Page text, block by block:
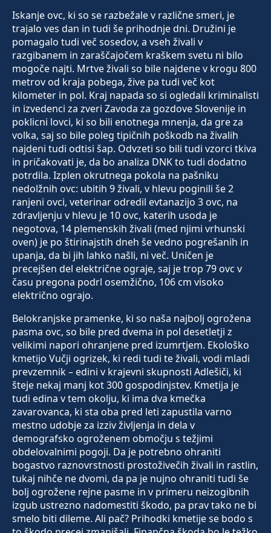
Iskanje ovc, ki so se razbežale v različne smeri, je
trajalo ves dan in tudi še prihodnje dni. Družini je
pomagalo tudi več sosedov, a vseh živali v
razgibanem in zaraščajočem kraškem svetu ni bilo
mogoče najti. Mrtve živali so bile najdene v krogu 800
metrov od kraja pobega, žive pa tudi več kot
kilometer in pol. Kraj napada so si ogledali kriminalisti
in izvedenci za zveri Zavoda za gozdove Slovenije in
poklicni lovci, ki so bili enotnega mnenja, da gre za
volka, saj so bile poleg tipičnih poškodb na živalih
najdeni tudi odtisi šap. Odvzeti so bili tudi vzorci tkiva
in pričakovati je, da bo analiza DNK to tudi dodatno
potrdila. Izplen okrutnega pokola na pašniku
nedolžnih ovc: ubitih 9 živali, v hlevu poginili še 2
ranjeni ovci, veterinar odredil evtanazijo 3 ovc, na
zdravljenju v hlevu je 10 ovc, katerih usoda je
negotova, 14 plemenskih živali (med njimi vrhunski
oven) je po štirinajstih dneh še vedno pogrešanih in
upanja, da bi jih lahko našli, ni več. Uničen je
precejšen del električne ograje, saj je trop 79 ovc v
času pregona podrl osemžično, 106 cm visoko
električno ograjo.
Belokranjske pramenke, ki so naša najbolj ogrožena
pasma ovc, so bile pred dvema in pol desetletji z
velikimi napori ohranjene pred izumrtjem. Ekološko
kmetijo Vučji ogrizek, ki redi tudi te živali, vodi mladi
prevzemnik – edini v krajevni skupnosti Adlešiči, ki
šteje nekaj manj kot 300 gospodinjstev. Kmetija je
tudi edina v tem okolju, ki ima dva kmečka
zavarovanca, ki sta oba pred leti zapustila varno
mestno udobje za izziv življenja in dela v
demografsko ogroženem območju s težjimi
obdelovalnimi pogoji. Da je potrebno ohraniti
bogastvo raznovrstnosti prostoživečih živali in rastlin,
tukaj nihče ne dvomi, da pa je nujno ohraniti tudi še
bolj ogrožene rejne pasme in v primeru neizogibnih
izgub ustrezno nadomestiti škodo, pa prav tako ne bi
smelo biti dileme. Ali pač? Prihodki kmetije se bodo s